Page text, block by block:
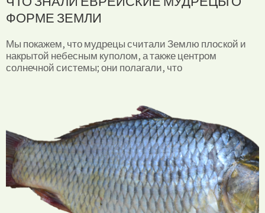
ФОРМЕ ЗЕМЛИ
Мы покажем, что мудрецы считали Землю плоской и
накрытой небесным куполом, а также центром
солнечной системы; они полагали, что